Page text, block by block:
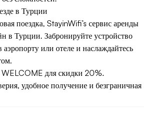
в Турции
поездка, StayinWifi’s сервис аренды
в Турции. Забронируйте устройство
аэропорту или отеле и наслаждайтесь
WELCOME для скидки 20%.
удобное получение и безграничная